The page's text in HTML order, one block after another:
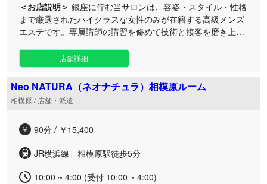
の環境作りとお客様満足の双方にフォーカスし、常におもて
なしの向上に努めております。心身の充足を叶える特別な体
験を、ぜひ一度ご体感ください。
＜お店説明＞ 銀座に佇む当サロンは、容姿・スタイル・性格
まで厳選されたハイクラスな女性のみが在籍する高級メンズ
エステです。専属講師の講習を修めて技術と接客を磨き上げ
こだわり抜いた至高の空間で、最先端の技術を駆使したオリ
ジナルのアロマトリートメントをご堪能いただけます。 視界
に入るすべてのものに上質さを追求し、お客様の満足度を最
高潮へと導く最高のおもてなしをご用意いたしました。ダイ
ヤモンドのように気高く輝く美しき女性たちとの、価値ある
しておりますので、多忙な日常を忘れ、いつでも至福の幸福
店舗詳細
Neo NATURA（ネオナチュラ）相模原ルーム
相模原 / 店舗・派遣
90分 / ￥15,400
JR横浜線 相模原駅徒歩5分
10:00 ~ 4:00 (受付 10:00 ~ 4:00)